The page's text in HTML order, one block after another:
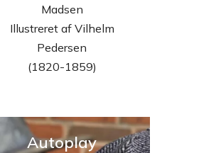
Madsen
Illustreret af Vilhelm
Pedersen
(1820-1859)
Autoplay